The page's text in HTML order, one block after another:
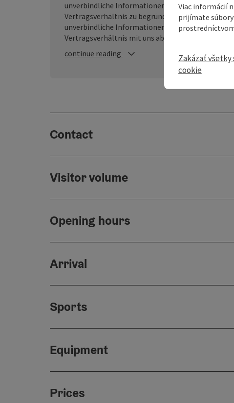
unverbindliche Informationen dar, ohne dass die
Vertragsverhältnis zu begründen. Der Besucher
unverbindliche Informationen handelt, durch
Vertragsverhältnis mit uns abgeschlossen wird.
continue reading
Contact
Visitor volume
Opening hours
Arrival
Sports
Equipment
Prices
Viac informácií
prijímate
Zakázať všetky
cookie